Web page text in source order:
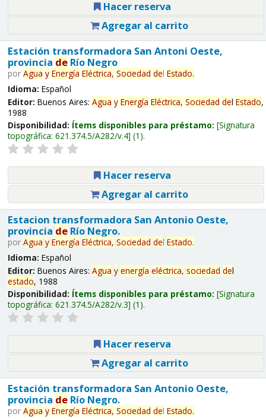
Hacer reserva
Agregar al carrito
Estación transformadora San Antoni Oeste,
provincia deRío Negro
por Agua y Energía Eléctrica, Sociedad del Estado.
Idioma: Español
Editor: Buenos Aires: Agua y Energía Eléctrica, Sociedad del Estado,
1988
Disponibilidad: Ítems disponibles para préstamo: Signatura
topográfica: 621.374.5/A282/v.4 (1).
Hacer reserva
Agregar al carrito
Estacion transformadora San Antonio Oeste,
provincia deRío Negro.
por Agua y Energía Eléctrica, Sociedad del Estado.
Idioma: Español
Editor: Buenos Aires: Agua y energía eléctrica, sociedad del
estado, 1988
Disponibilidad: Ítems disponibles para préstamo: Signatura
topográfica: 621.374.5/A282/v.3 (1).
Hacer reserva
Agregar al carrito
Estación transformadora San Antonio Oeste,
provincia deRío Negro.
por Agua y Energía Eléctrica, Sociedad del Estado.